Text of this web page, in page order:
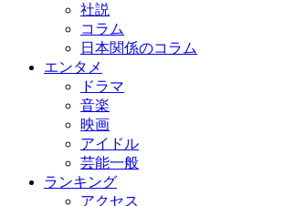
社説
コラム
日本関係のコラム
エンタメ
ドラマ
音楽
映画
アイドル
芸能一般
ランキング
アクセス